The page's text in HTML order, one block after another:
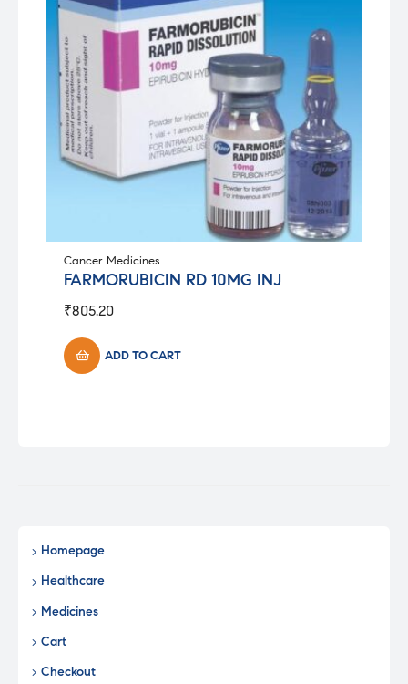
Cancer Medicines
FARMORUBICIN RD 10MG INJ
₹805.20
ADD TO CART
Homepage
Healthcare
Medicines
Cart
Checkout